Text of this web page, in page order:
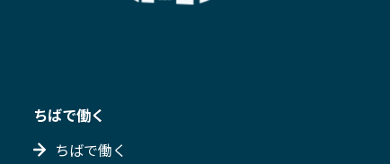
ちばで働く
ちばで働く